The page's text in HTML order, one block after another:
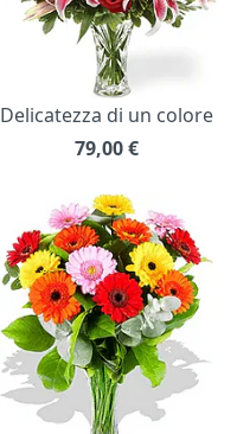
Delicatezza di un colore
79,00€